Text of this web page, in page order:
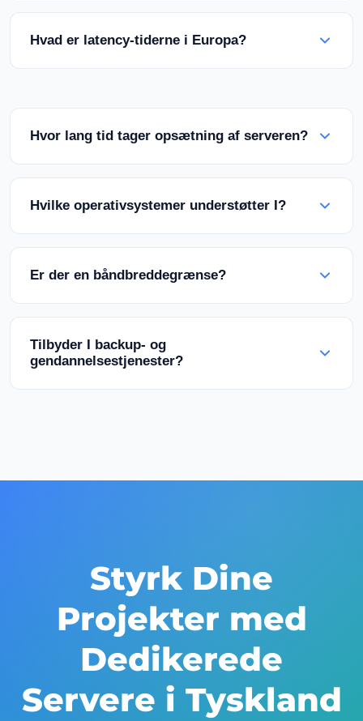
data opbevares sikkert inden for Tysklands
grænser.
Hvad er latency-tiderne i Europa?
Hvor lang tid tager opsætning af serveren?
Anmodninger om speciel hardware kan tage
længere tid.
Hvilke operativsystemer understøtter I?
versioner. Mulighed for upload af egen ISO er
også tilgængelig.
Er der en båndbreddegrænse?
tilgængelige. Fair-use politik gælder.
Tilbyder I backup- og
gendannelsestjenester?
Styrk Dine
Projekter med
Dedikerede
Servere i Tyskland